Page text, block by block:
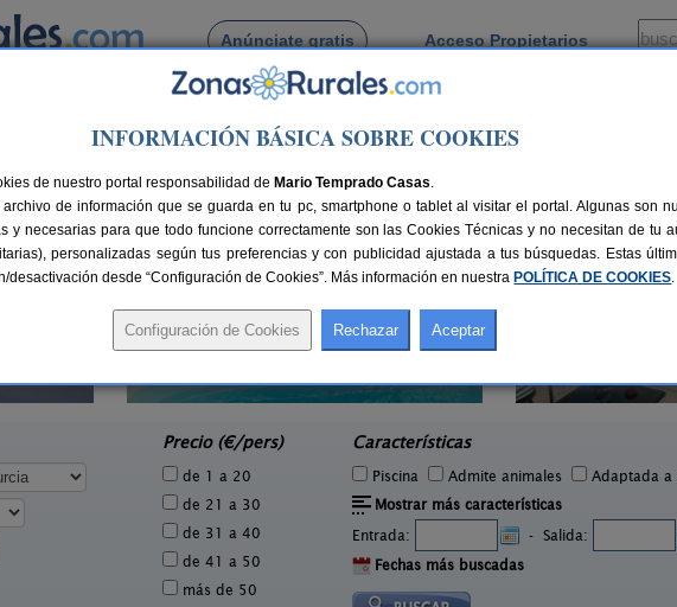
Anúnciate gratis Acceso Propietarios
Busca por pueblo
de Las Alquerias
Casa Rural Consuelo
Precio (€/pers)
de 1 a 20
de 21 a 30
de 31 a 40
de 41 a 50
más de 50
Características
Piscina Admite animales
Adaptada a
Mostrar más características
Entrada:
- Salida:
Fechas más buscadas
INFORMACIÓN BÁSICA SOBRE COOKIES
de nuestro portal responsabilidad de Mario Temprado Casas.
de información que se guarda en tu pc, smartphone o tablet al visitar el portal. Algunas son
y necesarias para que todo funcione correctamente son las Cookies Técnicas y no necesitan de tu
personalizadas según tus preferencias y con publicidad ajustada a tus búsquedas. Estas
desactivación desde “Configuración de Cookies”. Más información en nuestra POLÍTICA DE COOKIES.